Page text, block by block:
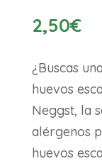
2,50€
¿Buscas
huevos
Neggst, la
alérgenos
huevos